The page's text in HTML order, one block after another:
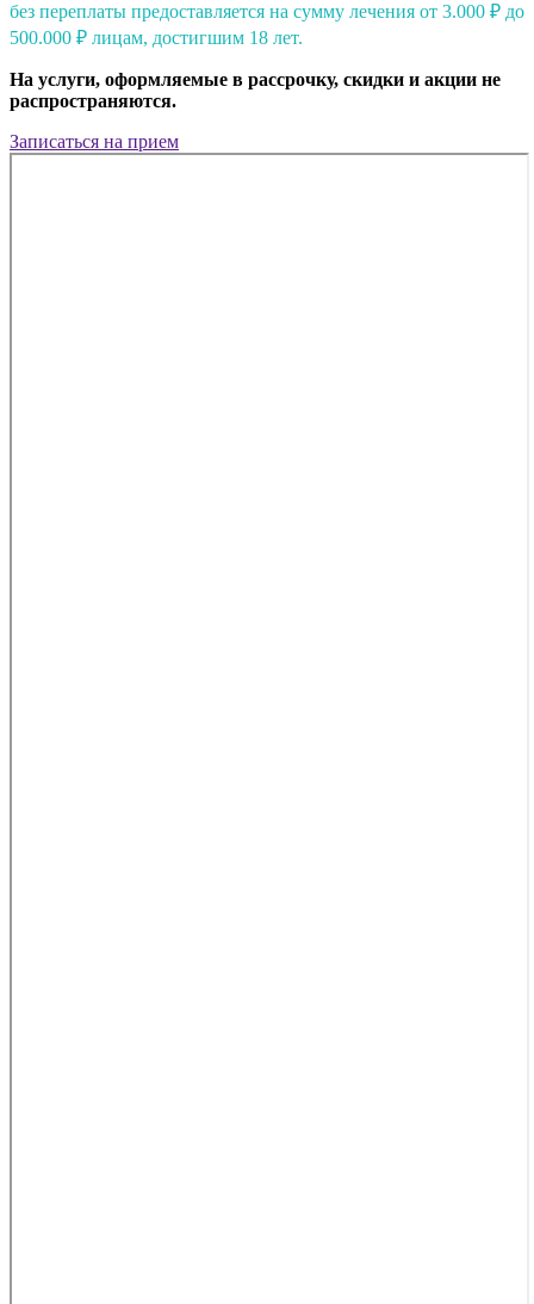
без переплаты предоставляется на сумму лечения от 3.000 ₽ до
500.000 ₽ лицам, достигшим 18 лет.
На услуги, оформляемые в рассрочку, скидки и акции не
распространяются.
Записаться на прием